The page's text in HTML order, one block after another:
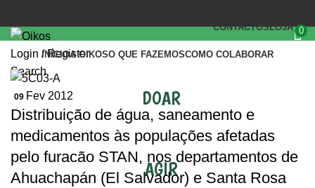
CONTACTOSLOJA 0
Login / Register
Search
INÍCIOA OIKOSO QUE FAZEMOSCOMO COLABORAR
DOAR
AGIR
09 Fev 2012
Distribuição de água, saneamento e
medicamentos às populações afetadas
pelo furacão STAN, nos departamentos de
Ahuachapán (El Salvador) e Santa Rosa